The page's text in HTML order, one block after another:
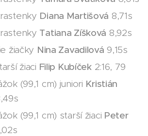
Diana Martišová 8,71s
Tatiana Zíšková 8,92s
žiačky Nina Zavadilová 9,15s
žiaci Filip Kubíček2:16, 79
(99,1 cm) juniori Kristián
(99,1 cm) starší žiaci Peter